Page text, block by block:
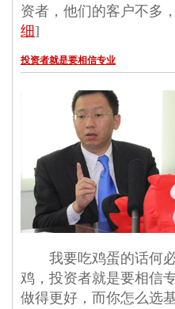
资者，他们的客户不多
细]
投资者就是要相信专业
我要吃鸡蛋的话何必
鸡，投资者就是要相信
做得更好，而你怎么选